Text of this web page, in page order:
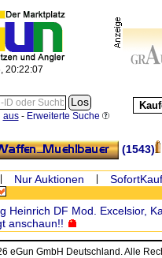
20:22:07
aus- Erweiterte Suche
(1543)
Nur Auktionen
Heinrich DF Mod. Excelsior,
anschaun!!
eGun GmbH Deutschland. Alle